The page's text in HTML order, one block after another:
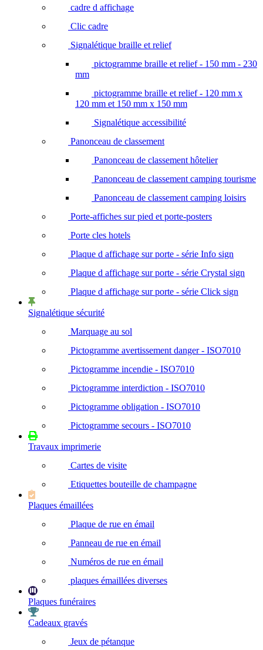
cadre d affichage
Clic cadre
Signalétique braille et relief
pictogramme braille et relief - 150 mm - 230
mm
pictogramme braille et relief - 120 mm x
120 mm et 150 mm x 150 mm
Signalétique accessibilité
Panonceau de classement
Panonceau de classement hôtelier
Panonceau de classement camping tourisme
Panonceau de classement camping loisirs
Porte-affiches sur pied et porte-posters
Porte cles hotels
Plaque d affichage sur porte - série Info sign
Plaque d affichage sur porte - série Crystal sign
Plaque d affichage sur porte - série Click sign
Signalétique sécurité
Marquage au sol
Pictogramme avertissement danger - ISO7010
Pictogramme incendie - ISO7010
Pictogramme interdiction - ISO7010
Pictogramme obligation - ISO7010
Pictogramme secours - ISO7010
Travaux imprimerie
Cartes de visite
Etiquettes bouteille de champagne
Plaques émaillées
Plaque de rue en émail
Panneau de rue en émail
Numéros de rue en émail
plaques émaillées diverses
Plaques funéraires
Cadeaux gravés
Jeux de pétanque